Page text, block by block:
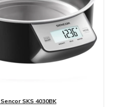
SKS 4030BK